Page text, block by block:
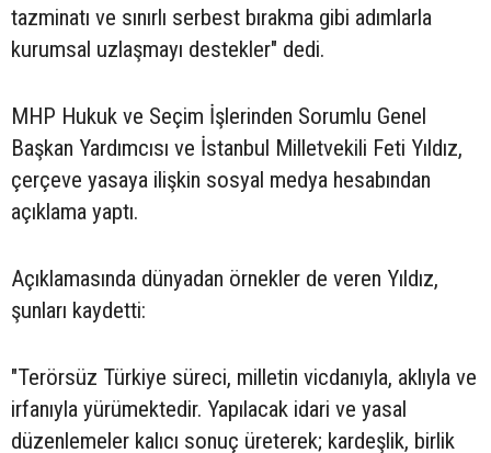
tazminatı ve sınırlı serbest bırakma gibi adımlarla
kurumsal uzlaşmayı destekler" dedi.
MHP Hukuk ve Seçim İşlerinden Sorumlu Genel
Başkan Yardımcısı ve İstanbul Milletvekili Feti Yıldız,
çerçeve yasaya ilişkin sosyal medya hesabından
açıklama yaptı.
Açıklamasında dünyadan örnekler de veren Yıldız,
şunları kaydetti:
"Terörsüz Türkiye süreci, milletin vicdanıyla, aklıyla ve
irfanıyla yürümektedir. Yapılacak idari ve yasal
düzenlemeler kalıcı sonuç üreterek; kardeşlik, birlik